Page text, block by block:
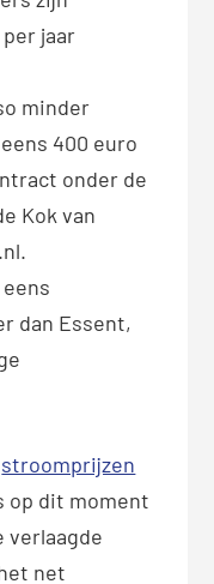
jaar
minder
400 euro
onder de
Kok van
dan Essent,
stroomprijzen
op dit moment
verlaagde
net